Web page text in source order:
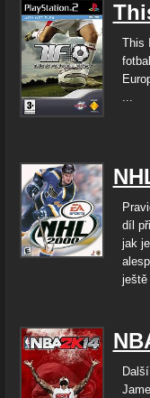
This
...
díl
jak
ještě